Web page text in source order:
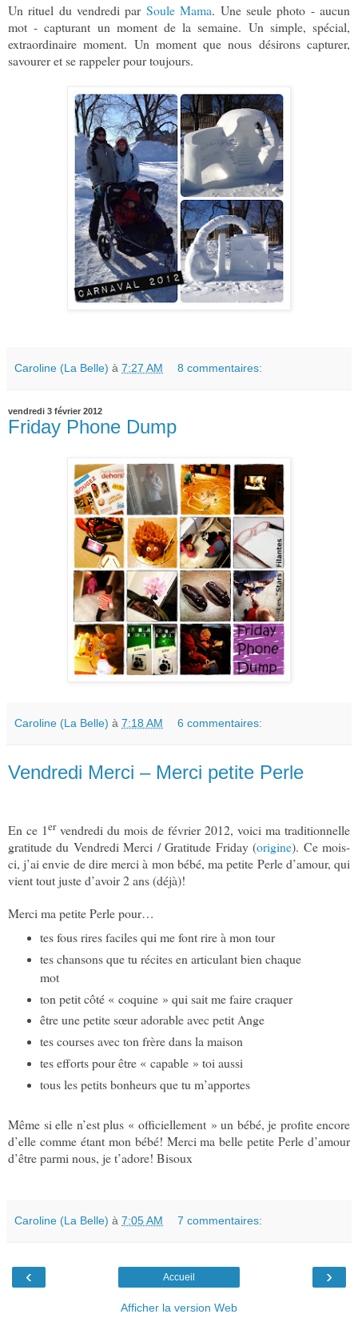
Un rituel du vendredi par Soule Mama. Une seule photo - aucun
mot - capturant un moment de la semaine. Un simple, spécial,
extraordinaire moment. Un moment que nous désirons capturer,
savourer et se rappeler pour toujours.
Caroline (La Belle) à 7:27 AM 8 commentaires:
vendredi 3 février 2012
Friday Phone Dump
Caroline (La Belle) à 7:18 AM 6 commentaires:
Vendredi Merci – Merci petite Perle
En ce 1ervendredi du mois de février 2012, voici ma traditionnelle
gratitude du Vendredi Merci / Gratitude Friday (origine). Ce mois-
ci, j’ai envie de dire merci à mon bébé, ma petite Perle d’amour, qui
vient tout juste d’avoir 2 ans (déjà)!
Merci ma petite Perle pour…
tes fous rires faciles qui me font rire à mon tour
tes chansons que tu récites en articulant bien chaque
mot
ton petit côté « coquine » qui sait me faire craquer
être une petite sœur adorable avec petit Ange
tes courses avec ton frère dans la maison
tes efforts pour être « capable » toi aussi
tous les petits bonheurs que tu m’apportes
Même si elle n’est plus « officiellement » un bébé, je profite encore
d’elle comme étant mon bébé! Merci ma belle petite Perle d’amour
d’être parmi nous, je t’adore! Bisoux
Caroline (La Belle) à 7:05 AM 7 commentaires:
‹ ›
Accueil
Afficher la version Web